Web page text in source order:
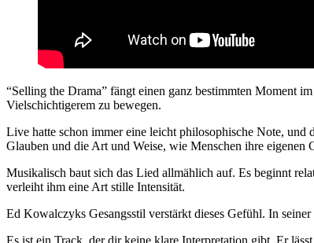
“Selling the Drama” fängt einen ganz bestimmten Moment
Vielschichtigerem zu bewegen.
Live hatte schon immer eine leicht philosophische Note, und
Glauben und die Art und Weise, wie Menschen ihre eigenen
Musikalisch baut sich das Lied allmählich auf. Es beginnt
verleiht ihm eine Art stille Intensität.
Ed Kowalczyks Gesangsstil verstärkt dieses Gefühl. In
Es ist ein Track, der dir keine klare Interpretation gibt. Er